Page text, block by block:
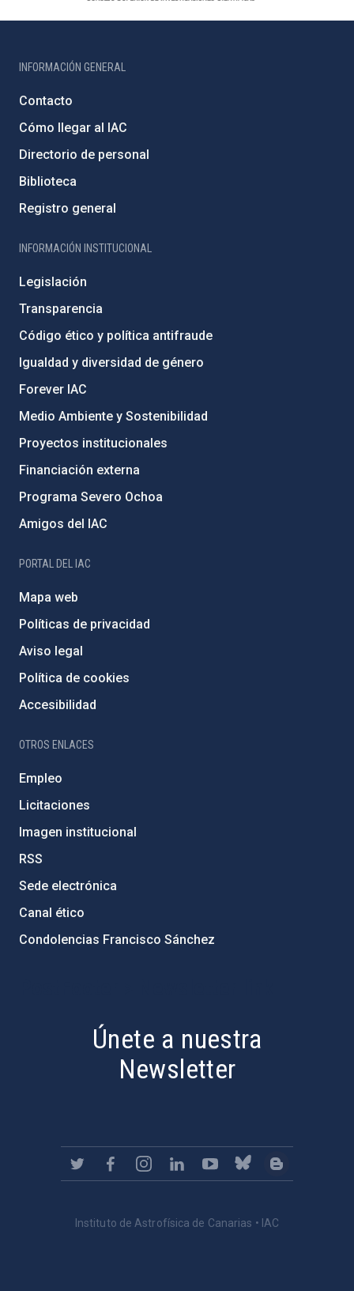
INFORMACIÓN GENERAL
Contacto
Cómo llegar al IAC
Directorio de personal
Biblioteca
Registro general
INFORMACIÓN INSTITUCIONAL
Legislación
Transparencia
Código ético y política antifraude
Igualdad y diversidad de género
Forever IAC
Medio Ambiente y Sostenibilidad
Proyectos institucionales
Financiación externa
Programa Severo Ochoa
Amigos del IAC
PORTAL DEL IAC
Mapa web
Políticas de privacidad
Aviso legal
Política de cookies
Accesibilidad
OTROS ENLACES
Empleo
Licitaciones
Imagen institucional
RSS
Sede electrónica
Canal ético
Condolencias Francisco Sánchez
Únete a nuestra
Newsletter
Instituto de Astrofísica de Canarias • IAC